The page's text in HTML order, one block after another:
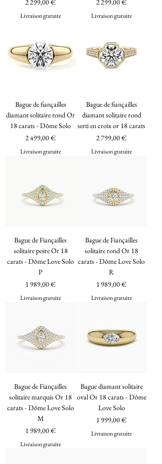
2 299,00 €
Livraison gratuite
2 299,00 €
Livraison gratuite
Bague de fiançailles
diamant solitaire rond Or
18 carats - Dôme Solo
Prix
2 499,00 €
Livraison gratuite
Bague de fiançailles
diamant solitaire rond
serti en croix or 18 carats
Prix
2 799,00 €
Livraison gratuite
Bague de Fiançailles
solitaire poire Or 18
carats - Dôme Love Solo
P
Prix
1 989,00 €
Livraison gratuite
Bague de Fiançailles
solitaire rond Or 18
carats - Dôme Love Solo
R
Prix
1 989,00 €
Livraison gratuite
Bague de Fiançailles
solitaire marquis Or 18
carats - Dôme Love Solo
M
Prix
1 989,00 €
Livraison gratuite
Bague diamant solitaire
oval Or 18 carats - Dôme
Love Solo
Prix
1 999,00 €
Livraison gratuite